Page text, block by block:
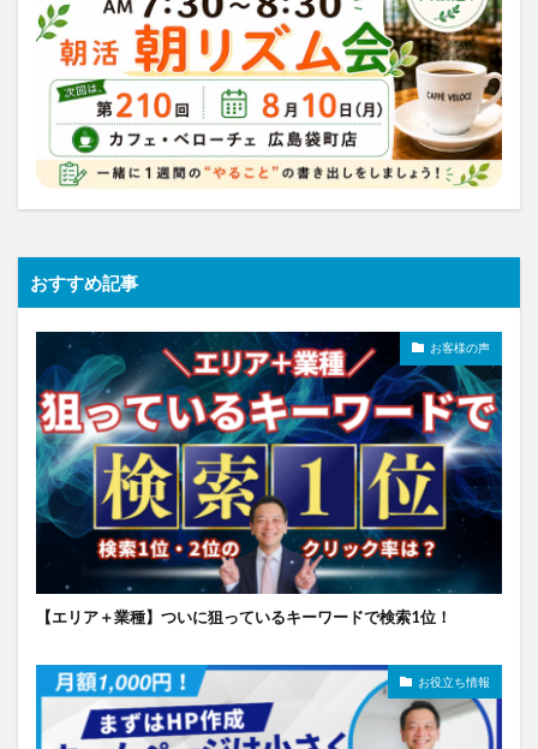
おすすめ記事
お客様の声
【エリア＋業種】ついに狙っているキーワードで検索1位！
お役立ち情報